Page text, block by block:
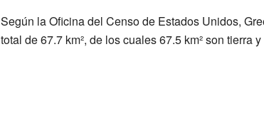
Según la Oficina del Censo de Estados Unidos,
total de 67.7 km², de los cuales 67.5 km² son tierra